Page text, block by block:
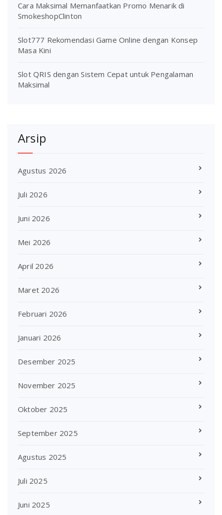
Cara Maksimal Memanfaatkan Promo Menarik di
SmokeshopClinton
Slot777 Rekomendasi Game Online dengan Konsep
Masa Kini
Slot QRIS dengan Sistem Cepat untuk Pengalaman
Maksimal
Arsip
Agustus 2026
Juli 2026
Juni 2026
Mei 2026
April 2026
Maret 2026
Februari 2026
Januari 2026
Desember 2025
November 2025
Oktober 2025
September 2025
Agustus 2025
Juli 2025
Juni 2025